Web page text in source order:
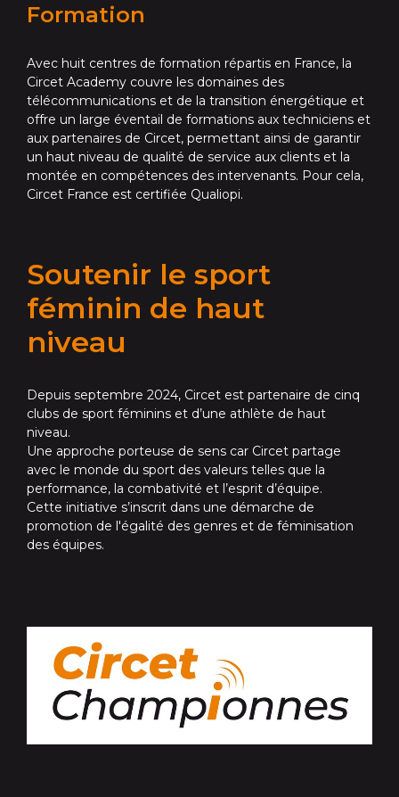
Formation
Avec huit centres de formation répartis en France, la
Circet Academy couvre les domaines des
télécommunications et de la transition énergétique et
offre un large éventail de formations aux techniciens et
aux partenaires de Circet, permettant ainsi de garantir
un haut niveau de qualité de service aux clients et la
montée en compétences des intervenants. Pour cela,
Circet France est certifiée Qualiopi.
Soutenir le sport
féminin de haut
niveau
Depuis septembre 2024, Circet est partenaire de cinq
clubs de sport féminins et d’une athlète de haut
niveau.
Une approche porteuse de sens car Circet partage
avec le monde du sport des valeurs telles que la
performance, la combativité et l’esprit d’équipe.
Cette initiative s’inscrit dans une démarche de
promotion de l'égalité des genres et de féminisation
des équipes.